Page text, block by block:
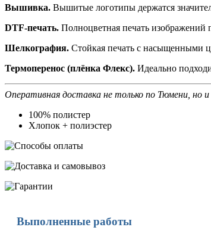
Вышивка. Вышитые логотипы держатся
DTF-печать. Полноцветная печать
Шелкография. Стойкая печать с насыщенными
Термоперенос (плёнка Флекс). Идеально
Оперативная доставка не только по Тюмени, но
100% полистер
Хлопок + полиэстер
Выполненные работы